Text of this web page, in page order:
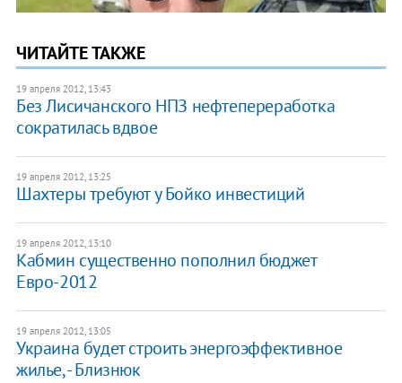
ЧИТАЙТЕ ТАКЖЕ
19 апреля 2012, 13:43
Без Лисичанского НПЗ нефтепереработка
сократилась вдвое
19 апреля 2012, 13:25
Шахтеры требуют у Бойко инвестиций
19 апреля 2012, 13:10
Кабмин существенно пополнил бюджет
Евро-2012
19 апреля 2012, 13:05
Украина будет строить энергоэффективное
жилье, - Близнюк